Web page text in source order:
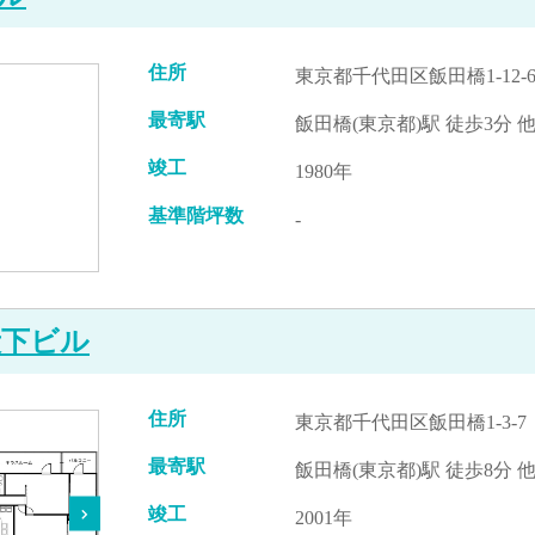
住所 東京都千代田区飯田橋1-12-6
最寄駅 飯田橋(東京都)駅 徒歩3分 他
竣工 1980年
基準階坪数 -
ビル
住所 東京都千代田区飯田橋1-3-7
最寄駅 飯田橋(東京都)駅 徒歩8分 他
竣工 2001年